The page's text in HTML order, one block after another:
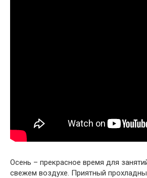
Осень – прекрасное время для
свежем воздухе. Приятный